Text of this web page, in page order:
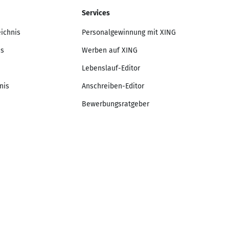
Services
Personalgewinnung mit XING
Werben auf XING
Lebenslauf-Editor
Anschreiben-Editor
Bewerbungsratgeber